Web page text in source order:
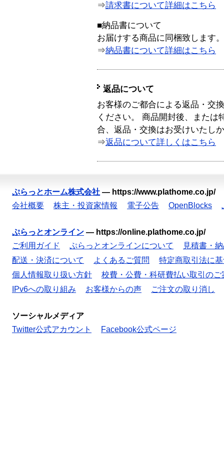
⇒請求書について詳細はこちら
■納品書について
お届けする商品に同梱致します。
⇒納品書について詳細はこちら
返品について
お客様のご都合による返品・交
ください。 商品開封後、または
合、返品・交換はお受けいたし
⇒返品について詳しくはこちら
ぷらっとホーム株式会社 — https://www.plathome.co.jp/
会社概要
株主・投資家情報 電子公告 OpenBlocks
ぷらっとオンライン — https://online.plathome.co.jp/
ご利用ガイド
ぷらっとオンラインについて
見積書・
配送・決済について
よくあるご質問
特定商取引法に
個人情報取り扱い方針
校費・公費・科研費払い取引のご
IPv6への取り組み
お客様からの声 ご注文の取り消し
ソーシャルメディア
Twitter公式アカウント
Facebook公式ページ